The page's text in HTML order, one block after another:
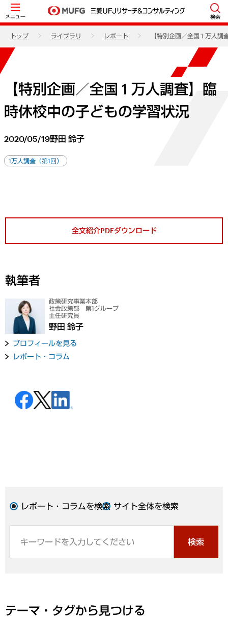
メニュー 検索
トップ ライブラリ レポート 【特別企画／全国 1 万人
【特別企画／全国 1 万人調査】臨
時休校中の子どもの学習状況
2020/05/19野田 鈴子
1万人調査（第1回）
全文紹介PDFダウンロード
執筆者
政策研究事業本部
社会政策部 第1グループ
主任研究員
野田 鈴子
プロフィールを見る
レポート・コラム
レポート・コラムを検索 サイト全体を検索
検索
テーマ・タグから見つける